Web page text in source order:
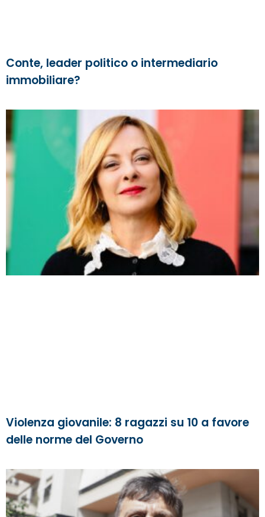
Conte, leader politico o intermediario
immobiliare?
Violenza giovanile: 8 ragazzi su 10 a favore
delle norme del Governo